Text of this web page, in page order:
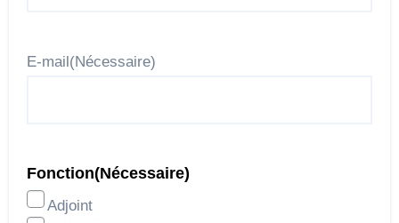
E-mail(Nécessaire)
Fonction(Nécessaire)
Adjoint